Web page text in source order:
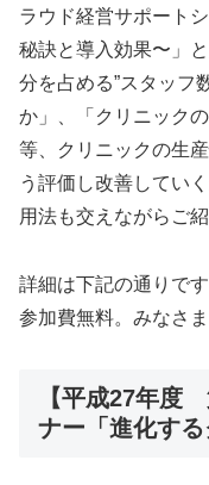
ラウド経営サポート
秘訣と導入効果〜」
分を占める”スタッフ
か」、「クリニック
等、クリニックの生
う評価し改善してい
用法も交えながらご
詳細は下記の通りです
参加費無料。みなさ
【平成27年
ナー「進化する